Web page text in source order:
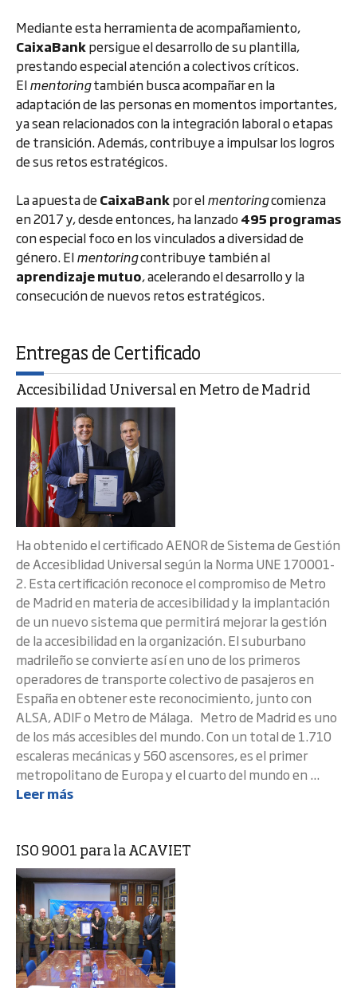
Mediante esta herramienta de acompañamiento,
CaixaBankpersigue el desarrollo de su plantilla,
prestando especial atención a colectivos críticos.
Elmentoringtambién busca acompañar en la
adaptación de las personas en momentos importantes,
ya sean relacionados con la integración laboral o etapas
de transición. Además, contribuye a impulsar los logros
de sus retos estratégicos.
La apuesta deCaixaBankpor elmentoringcomienza
en 2017 y, desde entonces, ha lanzado495 programas
con especial foco en los vinculados a diversidad de
género. Elmentoringcontribuye también al
aprendizaje mutuo, acelerando el desarrollo y la
consecución de nuevos retos estratégicos.
Entregas de Certificado
Accesibilidad Universal en Metro de Madrid
Ha obtenido el certificado AENOR de Sistema de Gestión
de Accesiblidad Universal según la Norma UNE 170001-
2. Esta certificación reconoce el compromiso de Metro
de Madrid en materia de accesibilidad y la implantación
de un nuevo sistema que permitirá mejorar la gestión
de la accesibilidad en la organización. El suburbano
madrileño se convierte así en uno de los primeros
operadores de transporte colectivo de pasajeros en
España en obtener este reconocimiento, junto con
ALSA, ADIF o Metro de Málaga. Metro de Madrid es uno
de los más accesibles del mundo. Con un total de 1.710
escaleras mecánicas y 560 ascensores, es el primer
metropolitano de Europa y el cuarto del mundo en ...
Leer más
ISO 9001 para la ACAVIET